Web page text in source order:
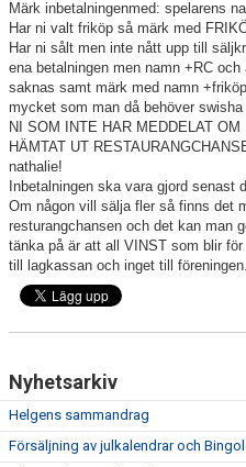
DOKUMENT
KONTAKT
INTRESSEANMÄLAN
Märk inbetalningenmed: spelarens
Har ni valt friköp så märk med
Har ni sålt men inte nått upp till
ena betalningen men namn +RC
saknas samt märk med namn
mycket som man då behöver swisha
NI SOM INTE HAR MEDDELAT
HÄMTAT UT
nathalie!
Inbetalningen ska vara gjord senast
Om någon vill sälja fler så finns det
resturangchansen och det kan man
tänka på är att all VINST som blir
till lagkassan och inget till föreningen.
Nyhetsarkiv
Helgens sammandrag
Försäljning av julkalendrar och